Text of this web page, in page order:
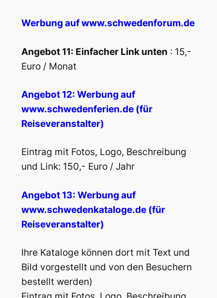
Werbung auf www.schwedenforum.de
Angebot 11: Einfacher Link unten : 15,-
Euro / Monat
Angebot 12: Werbung auf
www.schwedenferien.de (für
Reiseveranstalter)
Eintrag mit Fotos, Logo, Beschreibung
und Link: 150,- Euro / Jahr
Angebot 13: Werbung auf
www.schwedenkataloge.de (für
Reiseveranstalter)
Ihre Kataloge können dort mit Text und
Bild vorgestellt und von den Besuchern
bestellt werden)